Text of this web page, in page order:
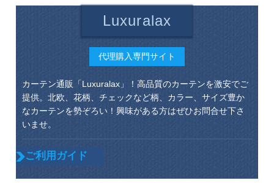
Luxuralax
代理購入専門サイト
カーテン通販「Luxuralax」！高品質のカーテンを激安でご
提供。北欧、花柄、チェックなど柄、カラー、サイズ豊か
なカーテンを勢ぞろい！興味がある方はぜひお問合せ下さ
いませ。
ご利用ガイド